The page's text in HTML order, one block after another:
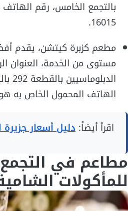
بالتجمع الخامس، رقم
16015.
مطعم كزبرة كيتشن، يقدم
مستوى من الخدمة، العنوان
الهاتف المحمول الخاص به هو التالي:
اقرأ أيضاً: دليل أسعار
مطاعم في
للمأكولات